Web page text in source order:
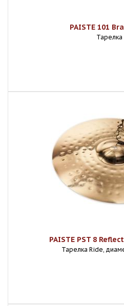
PAISTE 101
Тарелка
PAISTE PST 8
Тарелка Ride,